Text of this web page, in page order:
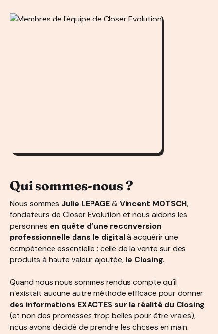
Qui sommes-nous ?
Nous sommes Julie LEPAGE& Vincent MOTSCH,
fondateurs de Closer Evolution et nous aidons les
personnes en quête d’une reconversion
professionnelle dans le digitalà acquérir une
compétence essentielle : celle de la vente sur des
produits à haute valeur ajoutée, le Closing.
Quand nous nous sommes rendus compte qu’il
n’existait aucune autre méthode efficace pour donner
des informations EXACTES sur la réalité du Closing
(et non des promesses trop belles pour être vraies),
nous avons décidé de prendre les choses en main.